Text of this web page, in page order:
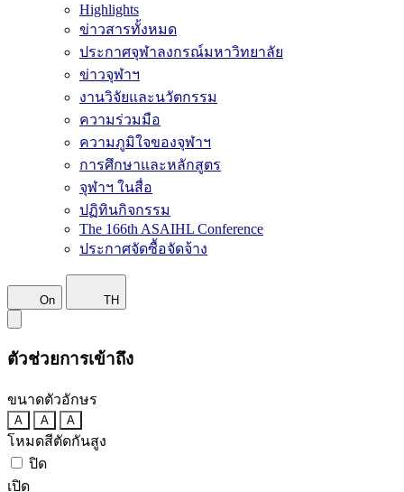
Highlights
ข่าวสารทั้งหมด
ประกาศจุฬาลงกรณ์มหาวิทยาลัย
ข่าวจุฬาฯ
งานวิจัยและนวัตกรรม
ความร่วมมือ
ความภูมิใจของจุฬาฯ
การศึกษาและหลักสูตร
จุฬาฯ ในสื่อ
ปฏิทินกิจกรรม
The 166th ASAIHL Conference
ประกาศจัดซื้อจัดจ้าง
On TH
ตัวช่วยการเข้าถึง
ขนาดตัวอักษร
A A A
โหมดสีตัดกันสูง
ปิด
เปิด